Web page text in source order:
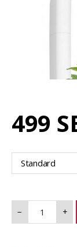
499
Standard
− +